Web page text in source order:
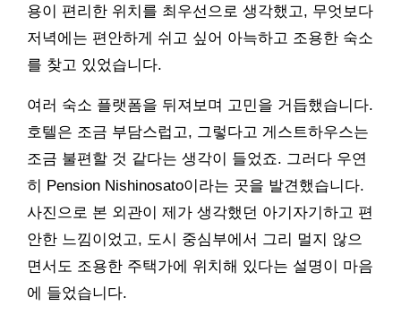
용이 편리한 위치를 최우선으로 생각했고, 무엇보다
저녁에는 편안하게 쉬고 싶어 아늑하고 조용한 숙소
를 찾고 있었습니다.
여러 숙소 플랫폼을 뒤져보며 고민을 거듭했습니다.
호텔은 조금 부담스럽고, 그렇다고 게스트하우스는
조금 불편할 것 같다는 생각이 들었죠. 그러다 우연
히 Pension Nishinosato이라는 곳을 발견했습니다.
사진으로 본 외관이 제가 생각했던 아기자기하고 편
안한 느낌이었고, 도시 중심부에서 그리 멀지 않으
면서도 조용한 주택가에 위치해 있다는 설명이 마음
에 들었습니다.